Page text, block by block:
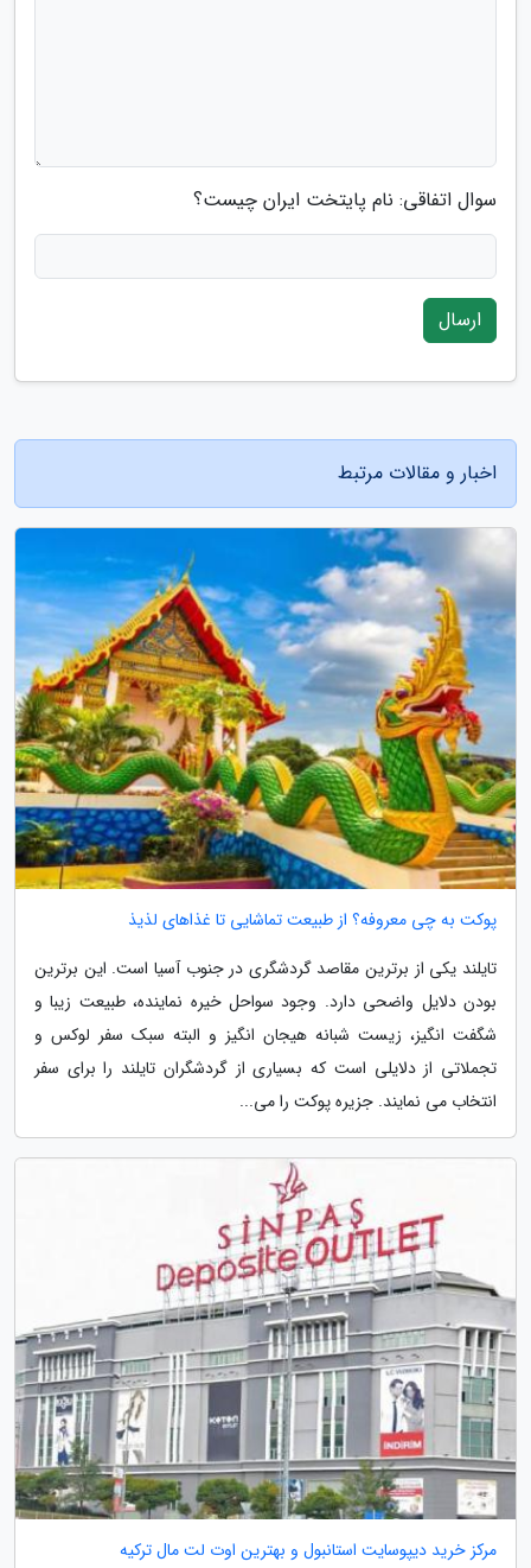
سوال اتفاقی: نام پایتخت ایران چیست؟
ارسال
اخبار و مقالات مرتبط
پوکت به چی معروفه؟ از طبیعت تماشایی تا غذاهای لذیذ
تایلند یکی از برترین مقاصد گردشگری در جنوب آسیا است. این برترین
بودن دلایل واضحی دارد. وجود سواحل خیره نماینده، طبیعت زیبا و
شگفت انگیز، زیست شبانه هیجان انگیز و البته سبک سفر لوکس و
تجملاتی از دلایلی است که بسیاری از گردشگران تایلند را برای سفر
انتخاب می نمایند. جزیره پوکت را می...
مرکز خرید دیپوسایت استانبول و بهترین اوت لت مال ترکیه